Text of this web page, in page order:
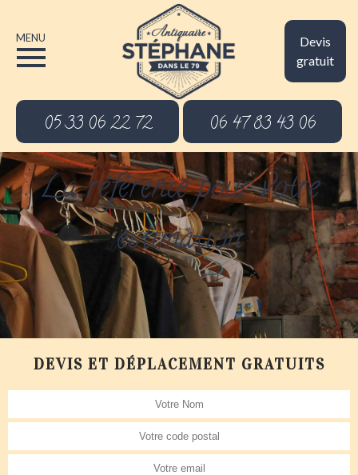
Devis
gratuit
MENU
05 33 06 22 72 06 47 83 43 06
La référence pour votre
estimation
DEVIS ET DÉPLACEMENT GRATUITS